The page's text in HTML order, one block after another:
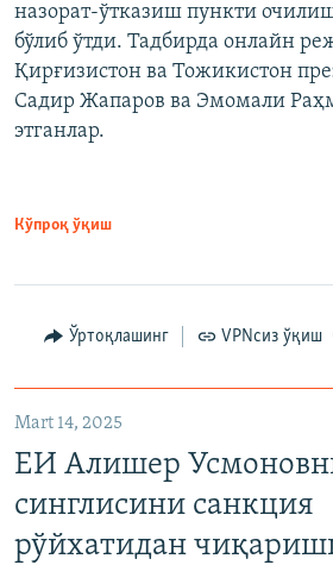
назорат-ўтказиш пункти
бўлиб ўтди. Тадбирда онлайн
Қирғизистон ва Тожикистон
Садир Жапаров ва Эмомали
этганлар.
Кўпроқ ўқиш
Ўртоқлашинг VPNсиз ўқиш
Mart 14, 2025
ЕИ Алишер
синглисини санкция
рўйхатидан